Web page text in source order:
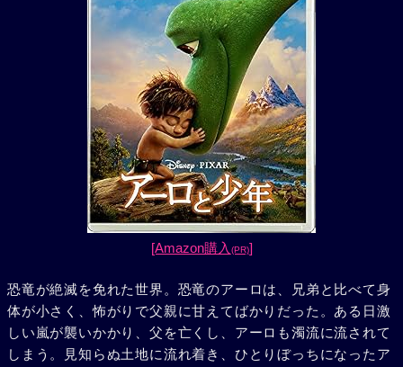
[Amazon購入 (PR)]
恐竜が絶滅を免れた世界。恐竜のアーロは、兄弟と比べて身
体が小さく、怖がりで父親に甘えてばかりだった。ある日激
しい嵐が襲いかかり、父を亡くし、アーロも濁流に流されて
しまう。見知らぬ土地に流れ着き、ひとりぼっちになったア